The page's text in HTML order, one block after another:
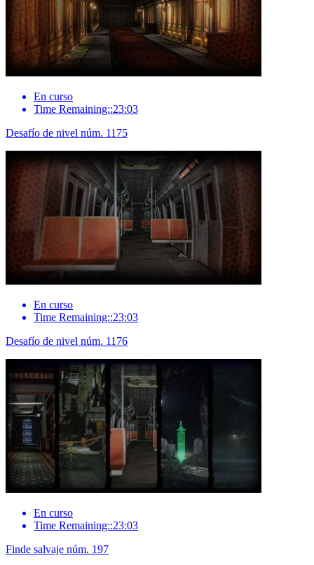
En curso
Time Remaining::23:03
Desafío de nivel núm. 1175
En curso
Time Remaining::23:03
Desafío de nivel núm. 1176
En curso
Time Remaining::23:03
Finde salvaje núm. 197